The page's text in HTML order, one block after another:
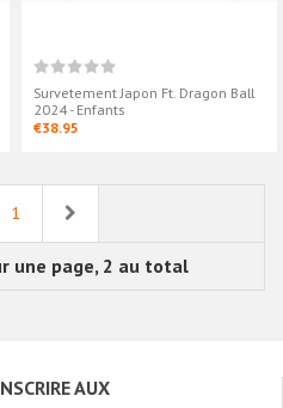
Survetement Japon Ft. Dragon Ball
2024 - Enfants
€38.95
1
une page, 2 au total
AUX